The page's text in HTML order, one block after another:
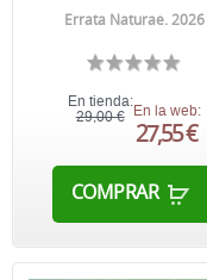
Errata Naturae. 2026
En tienda:
29,00 € En la web:
27,55 €
COMPRAR